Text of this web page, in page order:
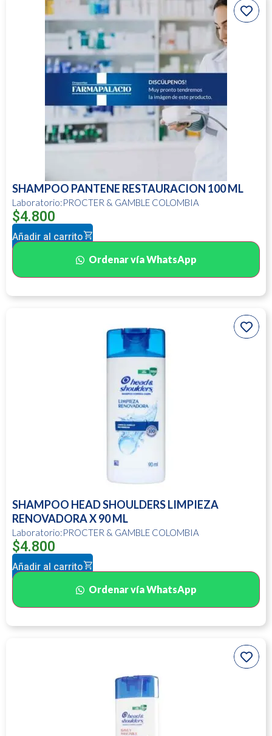
SHAMPOO PANTENE RESTAURACION 100 ML
Laboratorio:PROCTER & GAMBLE COLOMBIA
$4.800
Añadir al carrito
Ordenar vía WhatsApp
SHAMPOO HEAD SHOULDERS LIMPIEZA
RENOVADORA X 90 ML
Laboratorio:PROCTER & GAMBLE COLOMBIA
$4.800
Añadir al carrito
Ordenar vía WhatsApp